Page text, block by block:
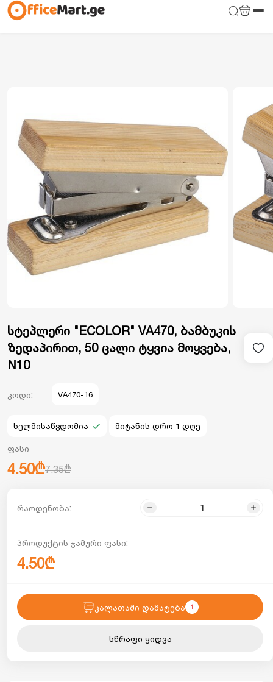
სტეპლერი "ECOLOR" VA470, ბამბუკის
ზედაპირით, 50 ცალი ტყვია მოყვება,
N10
კოდი: VA470-16
ხელმისაწვდომია მიტანის დრო 1 დღე
ფასი
4.50₾7.35₾
რაოდენობა:
პროდუქტის ჯამური ფასი:
4.50₾
კალათაში დამატება 1
სწრაფი ყიდვა